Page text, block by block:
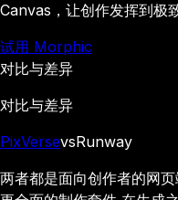
Canvas，让创作发挥到极致
试用 Morphic
对比与差异
对比与差异
PixVersevsRunway
两者都是面向创作者的网